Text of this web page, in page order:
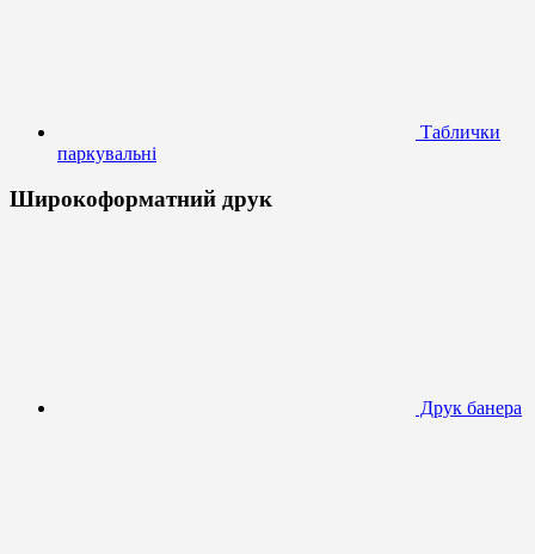
Таблички
паркувальні
Широкоформатний друк
Друк банера